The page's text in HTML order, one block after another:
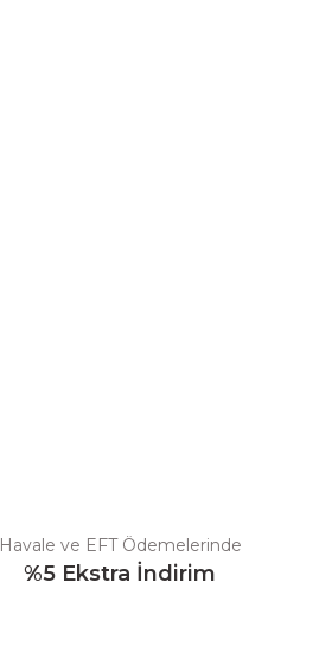
Havale ve EFT Ödemelerinde
%5 Ekstra İndirim